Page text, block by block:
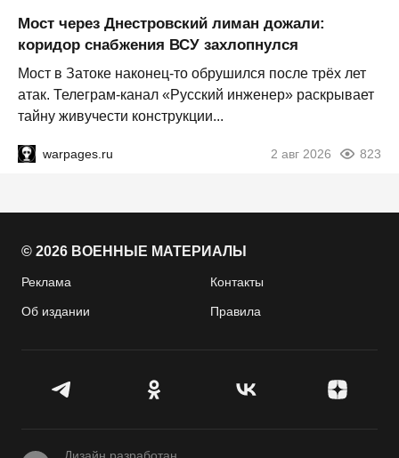
Мост через Днестровский лиман дожали:
коридор снабжения ВСУ захлопнулся
Мост в Затоке наконец-то обрушился после трёх лет
атак. Телеграм-канал «Русский инженер» раскрывает
тайну живучести конструкции...
warpages.ru 2 авг 2026 823
© 2026 ВОЕННЫЕ МАТЕРИАЛЫ
Реклама Контакты
Об издании Правила